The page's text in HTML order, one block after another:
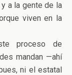
a la gente de la
viven en la
proceso de
mandan —ahí
ni el estatal